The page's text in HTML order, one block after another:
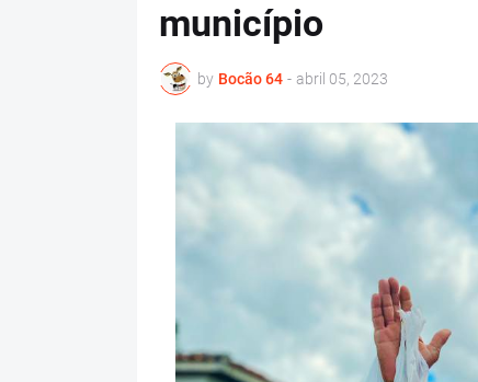
município
by Bocão 64 - abril 05, 2023